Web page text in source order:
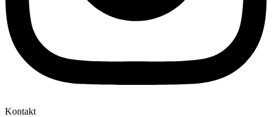
Kontakt